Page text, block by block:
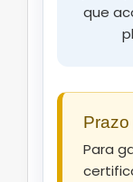
que
Para